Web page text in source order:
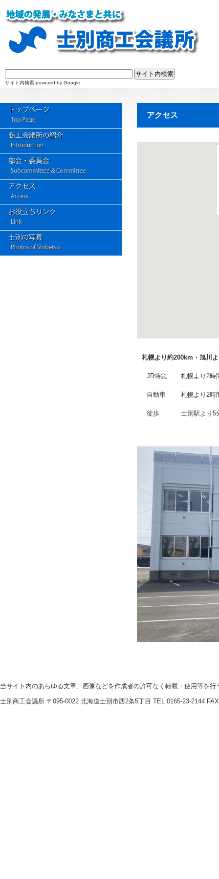
サイト内検索 powered by Google
アクセス
札幌より約200km・旭川
JR特急 札幌より2時
自動車 札幌より2時
徒歩 士別駅より5
当サイト内のあらゆる文章、画像などを作成者の許可なく転載・使用等を
士別商工会議所 〒095-0022 北海道士別市西2条5丁目 TEL 0165-23-2144